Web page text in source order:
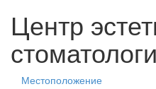
Центр
Местоположение